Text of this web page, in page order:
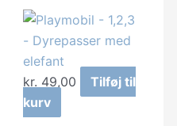
kr. 49,00
Tilføj til
kurv